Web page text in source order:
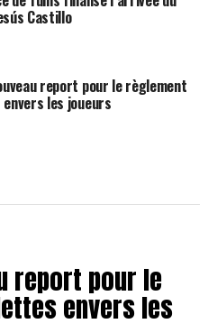
Castillo
report pour le règlement
les joueurs
report pour le
envers les